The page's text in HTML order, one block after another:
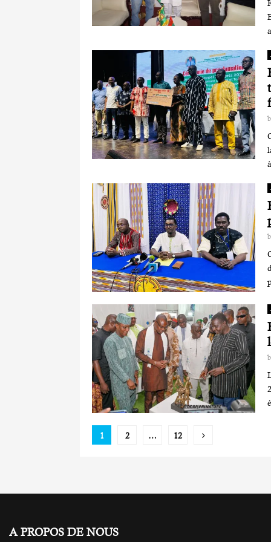
Pagination
1 2 … 12
A PROPOS DE NOUS